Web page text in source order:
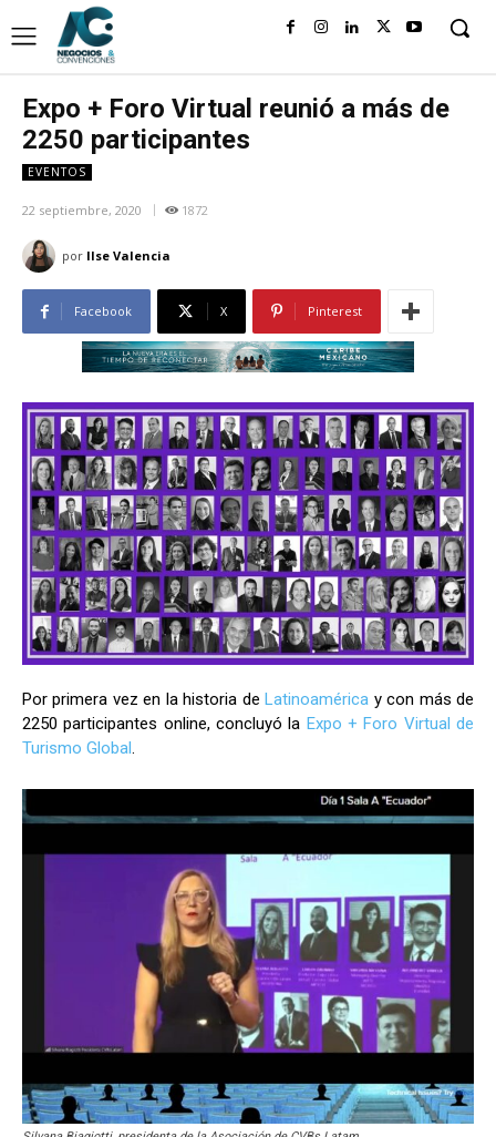
Expo + Foro Virtual reunió a más de
2250 participantes
EVENTOS
22 septiembre, 2020 1872
por Ilse Valencia
Facebook X Pinterest
Por primera vez en la historia deLatinoamérica y con más de
2250 participantes online, concluyó la Expo + Foro Virtual de
Turismo Global.